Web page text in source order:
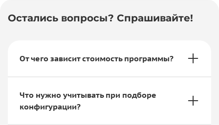
Остались вопросы? Спрашивайте!
От чего зависит стоимость программы?
Что нужно учитывать при подборе
конфигурации?